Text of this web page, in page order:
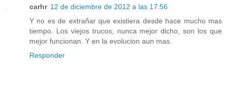
carhr 12 de diciembre de 2012 a las 17:56
Y no es de extrañar que existiera desde hace mucho mas
tiempo. Los viejos trucos, nunca mejor dicho, son los que
mejor funcionan. Y en la evolucion aun mas.
Responder